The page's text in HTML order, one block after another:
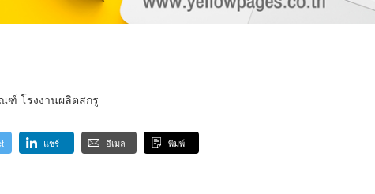
ฑ์ โรงงานผลิตสกรู
แชร์ อีเมล พิมพ์